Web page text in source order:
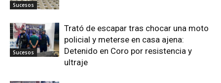
Sucesos
Sucesos
Trató de escapar tras chocar una moto
policial y meterse en casa ajena:
Detenido en Coro por resistencia y
ultraje